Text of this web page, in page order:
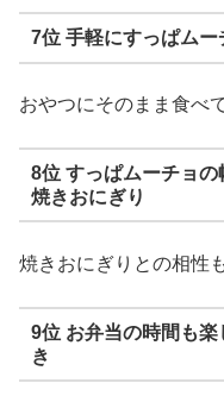
7位 手軽にすっぱム
おやつにそのまま食べ
8位 すっぱムーチョ
焼きおにぎり
焼きおにぎりとの相性
9位 お弁当の時間も
き